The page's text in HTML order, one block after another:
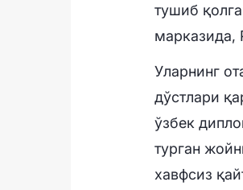
тушиб
марказида,
Уларнинг
дўстлари
ўзбек
турган
хавфсиз